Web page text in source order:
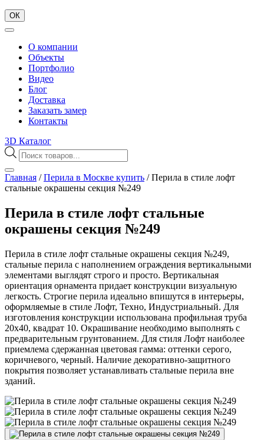
ОК
О компании
Объекты
Портфолио
Видео
Блог
Доставка
Заказать замер
Контакты
3D Каталог
Поиск
товаров
Главная /Перила в Москве купить /Перила в стиле лофт
стальные окрашены секция №249
Перила в стиле лофт стальные
окрашены секция №249
Перила в стиле лофт стальные окрашены секция №249,
стальные перила с наполнением ограждения вертикальными
элементами выглядят строго и просто. Вертикальная
ориентация орнамента придает конструкции визуальную
легкость. Строгие перила идеально впишутся в интерьеры,
оформляемые в стиле Лофт, Техно, Индустриальный. Для
изготовления конструкции использована профильная труба
20х40, квадрат 10. Окрашивание необходимо выполнять с
предварительным грунтованием. Для стиля Лофт наиболее
приемлема сдержанная цветовая гамма: оттенки серого,
коричневого, черный. Наличие декоративно-защитного
покрытия позволяет устанавливать стальные перила вне
зданий.